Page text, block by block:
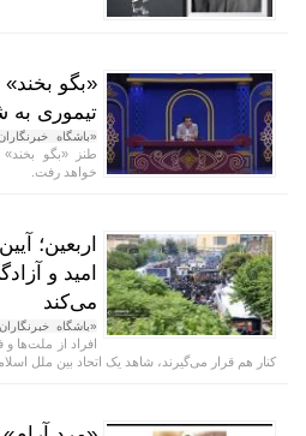
«بگو
تیموری به
«باشگاه
طنز «بگو
خواهد رفت.
اربعین؛
امید و
می‌کند
«باشگاه
افراد از ملت‌ها
کنار هم قرار می‌گیرند، شاهد یک اتحاد بین ملل